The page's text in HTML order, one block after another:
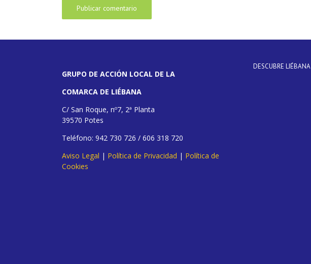
GRUPO DE ACCIÓN LOCAL DE LA
COMARCA DE LIÉBANA
C/ San Roque, nº7, 2ª Planta
39570 Potes
Teléfono: 942 730 726 / 606 318 720
Aviso Legal | Política de Privacidad | Política de
Cookies
DESCUBRE LIÉBANA